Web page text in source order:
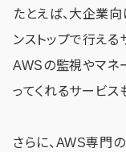
たとえば、大企業
ンストップで行え
AWSの監視やマネ
ってくれるサービス
さらに、AWS専門